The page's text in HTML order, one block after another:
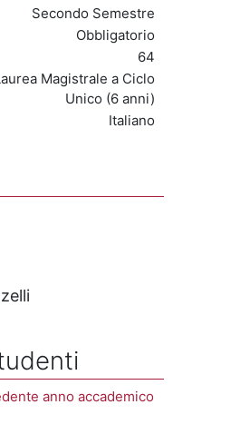
Secondo Semestre
Obbligatorio
64
Magistrale a Ciclo
Unico (6 anni)
Italiano
anno accademico